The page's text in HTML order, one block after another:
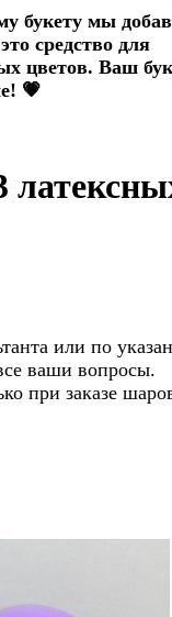
букету мы
средство для
цветов. Ваш
💗
или по
ваши вопросы.
при заказе